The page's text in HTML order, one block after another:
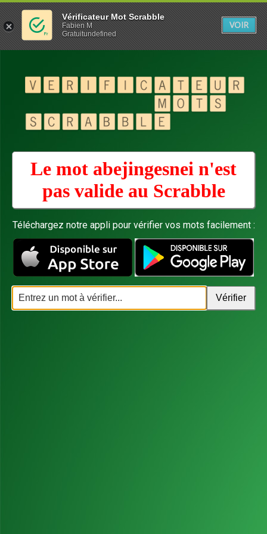
Le mot abejingesnei n'est
pas valide au Scrabble
Téléchargez notre appli pour vérifier vos mots facilement :
Vérificateur Mot Scrabble
Fabien M
Gratuitundefined
VOIR